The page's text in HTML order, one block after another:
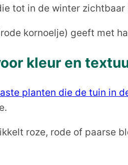
tot in de winter zichtbaar
kornoelje) geeft met
kleur en
planten die de tuin in
roze, rode of paarse